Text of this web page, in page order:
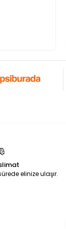
elinize ulaşır.